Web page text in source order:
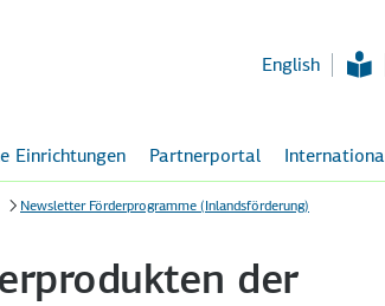
English
Einrichtungen Partnerportal
Newsletter Förderprogramme (Inlandsförderung)
der